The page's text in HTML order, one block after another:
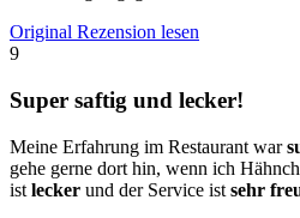
Original Rezension lesen
9
Super saftig und lecker!
Meine Erfahrung im Restaurant war
gehe gerne dort hin, wenn ich
ist lecker und der Service ist sehr